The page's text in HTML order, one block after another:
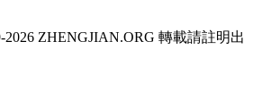
ZHENGJIAN.ORG 轉載請註明出